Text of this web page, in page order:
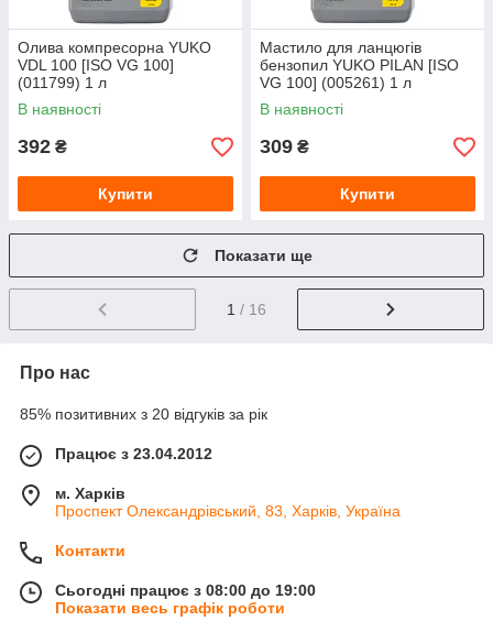
Олива компресорна YUKO
VDL 100 [ISO VG 100]
(011799) 1 л
В наявності
392 ₴
Купити
Мастило для ланцюгів
бензопил YUKO PILAN [ISO
VG 100] (005261) 1 л
В наявності
309 ₴
Купити
Показати ще
1 / 16
Про нас
85% позитивних з 20 відгуків за рік
Працює з 23.04.2012
м. Харків
Проспект Олександрівський, 83, Харків, Україна
Контакти
Сьогодні працює з 08:00 до 19:00
Показати весь графік роботи